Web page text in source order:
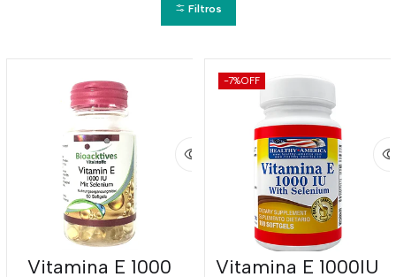
Filtros
Vitamina E 1000
-7%OFF
Vitamina E 1000IU